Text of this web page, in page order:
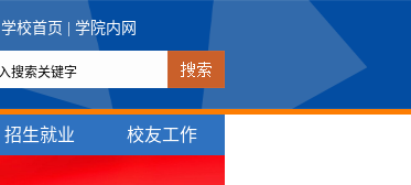
学校首页 学院内网
招生就业 校友工作